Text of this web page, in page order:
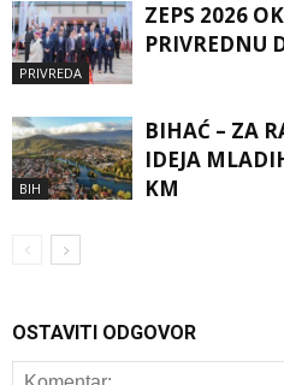
PRIVREDA
ZEPS 2026
PRIVREDNU
BIH
BIHAĆ – ZA
IDEJA
KM
OSTAVITI ODGOVOR